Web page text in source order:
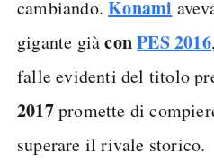
cambiando.Konami
gigante giàconPES 2016
falle evidenti del titolo
2017promette di
superare il rivale storico.